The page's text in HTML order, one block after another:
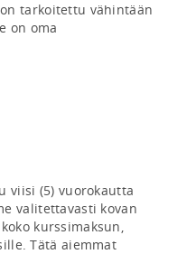
tarkoitettu vähintään
on oma
viisi (5) vuorokautta
valitettavasti kovan
kurssimaksun,
Tätä aiemmat